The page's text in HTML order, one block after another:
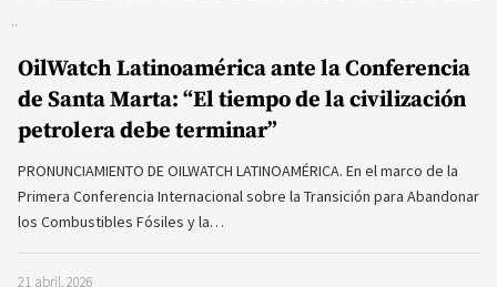
OilWatch Latinoamérica ante la Conferencia
de Santa Marta: “El tiempo de la civilización
petrolera debe terminar”
PRONUNCIAMIENTO DE OILWATCH LATINOAMÉRICA. En el marco de la
Primera Conferencia Internacional sobre la Transición para Abandonar
los Combustibles Fósiles y la…
21 abril, 2026